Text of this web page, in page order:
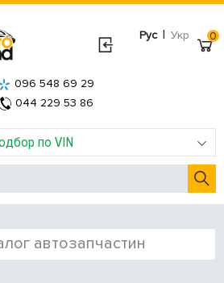
Рус | Укр
по VIN
096 548 69 29
044 229 53 86
0
автозапчастин